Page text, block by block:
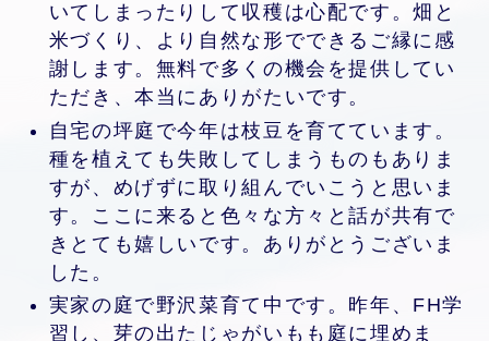
いてしまったりして収穫は心配です。畑と
米づくり、より自然な形でできるご縁に感
謝します。無料で多くの機会を提供してい
ただき、本当にありがたいです。
自宅の坪庭で今年は枝豆を育てています。
種を植えても失敗してしまうものもありま
すが、めげずに取り組んでいこうと思いま
す。ここに来ると色々な方々と話が共有で
きとても嬉しいです。ありがとうございま
した。
実家の庭で野沢菜育て中です。昨年、FH学
習し、芽の出たじゃがいもも庭に埋めま